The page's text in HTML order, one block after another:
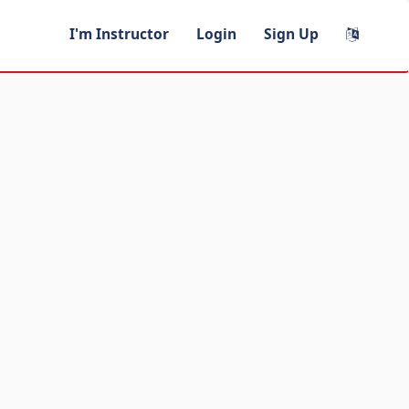
I'm Instructor Login Sign Up